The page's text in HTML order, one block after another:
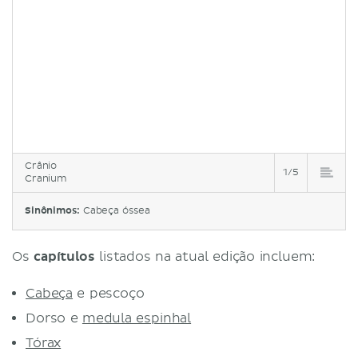
Crânio
Cranium
1/5
Sinônimos: Cabeça óssea
Oscapítulos listados na atual edição incluem:
Cabeça e pescoço
Dorso e medula espinhal
Tórax